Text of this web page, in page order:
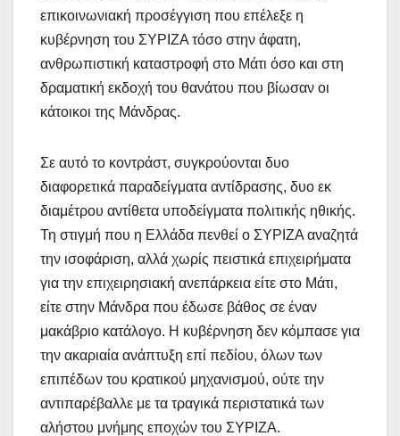
επικοινωνιακή προσέγγιση που επέλεξε η
κυβέρνηση του ΣΥΡΙΖΑ τόσο στην άφατη,
ανθρωπιστική καταστροφή στο Μάτι όσο και στη
δραματική εκδοχή του θανάτου που βίωσαν οι
κάτοικοι της Μάνδρας.
Σε αυτό το κοντράστ, συγκρούονται δυο
διαφορετικά παραδείγματα αντίδρασης, δυο εκ
διαμέτρου αντίθετα υποδείγματα πολιτικής ηθικής.
Τη στιγμή που η Ελλάδα πενθεί ο ΣΥΡΙΖΑ αναζητά
την ισοφάριση, αλλά χωρίς πειστικά επιχειρήματα
για την επιχειρησιακή ανεπάρκεια είτε στο Μάτι,
είτε στην Μάνδρα που έδωσε βάθος σε έναν
μακάβριο κατάλογο. Η κυβέρνηση δεν κόμπασε για
την ακαριαία ανάπτυξη επί πεδίου, όλων των
επιπέδων του κρατικού μηχανισμού, ούτε την
αντιπαρέβαλλε με τα τραγικά περιστατικά των
αλήστου μνήμης εποχών του ΣΥΡΙΖΑ.